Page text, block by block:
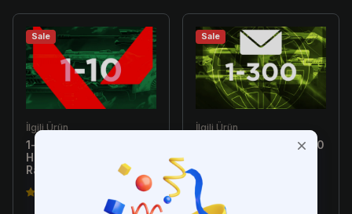
Sale
İlgili Ürün
1-10 Skin Arası Random
Hesap - Valorant
Random Hesap
Sale
İlgili Ürün
[Türkiye E-Postalı] 1-300
Hesap - Valorant
Random Hesap